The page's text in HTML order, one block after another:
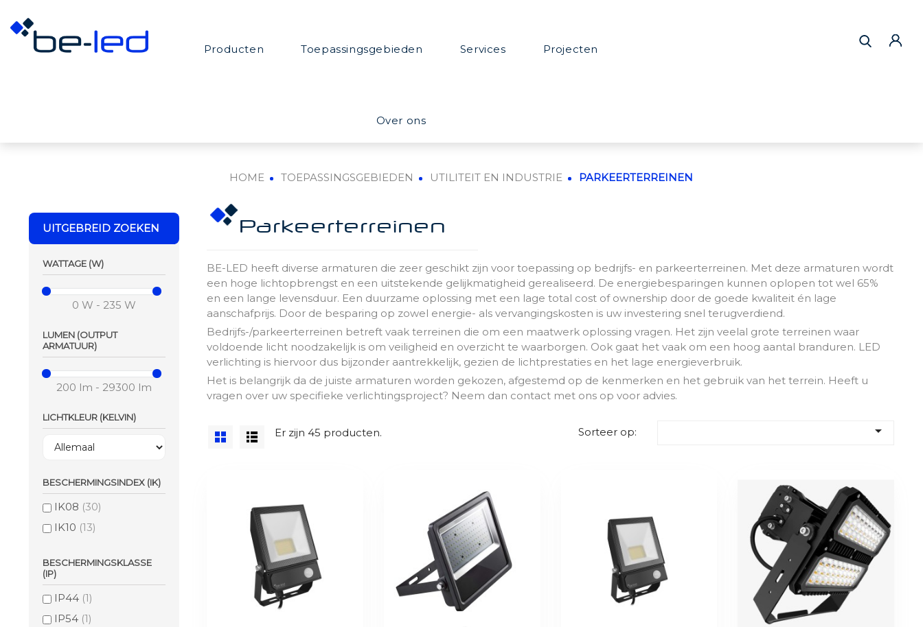
Producten Toepassingsgebieden Services Projecten
Over ons
HOME TOEPASSINGSGEBIEDEN UTILITEIT EN INDUSTRIE PARKEERTERREINEN
UITGEBREID ZOEKEN
WATTAGE (W)
0 W - 235 W
LUMEN (OUTPUT
ARMATUUR)
200 lm - 29300 lm
LICHTKLEUR (KELVIN)
BESCHERMINGSINDEX (IK)
IK08 (30)
IK10 (13)
BESCHERMINGSKLASSE
(IP)
IP44 (1)
IP54 (1)
Parkeerterreinen
BE-LED heeft diverse armaturen die zeer geschikt zijn voor toepassing op bedrijfs- en parkeerterreinen. Met deze armaturen wordt
een hoge lichtopbrengst en een uitstekende gelijkmatigheid gerealiseerd. De energiebesparingen kunnen oplopen tot wel 65%
en een lange levensduur. Een duurzame oplossing met een lage total cost of ownership door de goede kwaliteit én lage
aanschafprijs. Door de besparing op zowel energie- als vervangingskosten is uw investering snel terugverdiend.
Bedrijfs-/parkeerterreinen betreft vaak terreinen die om een maatwerk oplossing vragen. Het zijn veelal grote terreinen waar
voldoende licht noodzakelijk is om veiligheid en overzicht te waarborgen. Ook gaat het vaak om een hoog aantal branduren. LED
verlichting is hiervoor dus bijzonder aantrekkelijk, gezien de lichtprestaties en het lage energieverbruik.
Het is belangrijk da de juiste armaturen worden gekozen, afgestemd op de kenmerken en het gebruik van het terrein. Heeft u
vragen over uw specifieke verlichtingsproject? Neem dan contact met ons op voor advies.
Er zijn 45 producten. Sorteer op: 